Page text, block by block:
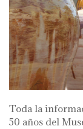
Toda la
50 años del